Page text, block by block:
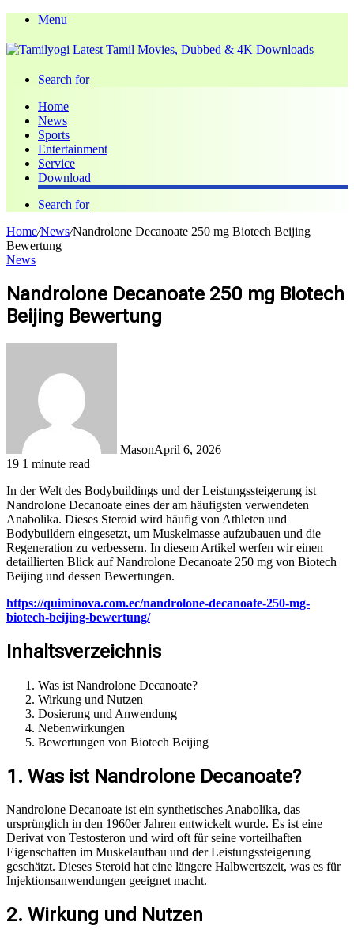
Menu
Search for
Home
News
Sports
Entertainment
Service
Download
Search for
Home/News/Nandrolone Decanoate 250 mg Biotech Beijing
Bewertung
News
Nandrolone Decanoate 250 mg Biotech
Beijing Bewertung
MasonApril 6, 2026
19 1 minute read
In der Welt des Bodybuildings und der Leistungssteigerung ist
Nandrolone Decanoate eines der am häufigsten verwendeten
Anabolika. Dieses Steroid wird häufig von Athleten und
Bodybuildern eingesetzt, um Muskelmasse aufzubauen und die
Regeneration zu verbessern. In diesem Artikel werfen wir einen
detaillierten Blick auf Nandrolone Decanoate 250 mg von Biotech
Beijing und dessen Bewertungen.
https://quiminova.com.ec/nandrolone-decanoate-250-mg-
biotech-beijing-bewertung/
Inhaltsverzeichnis
Was ist Nandrolone Decanoate?
Wirkung und Nutzen
Dosierung und Anwendung
Nebenwirkungen
Bewertungen von Biotech Beijing
1. Was ist Nandrolone Decanoate?
Nandrolone Decanoate ist ein synthetisches Anabolika, das
ursprünglich in den 1960er Jahren entwickelt wurde. Es ist eine
Derivat von Testosteron und wird oft für seine vorteilhaften
Eigenschaften im Muskelaufbau und der Leistungssteigerung
geschätzt. Dieses Steroid hat eine längere Halbwertszeit, was es für
Injektionsanwendungen geeignet macht.
2. Wirkung und Nutzen